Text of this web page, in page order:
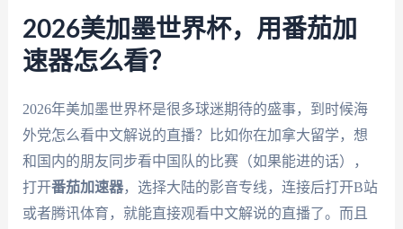
2026美加墨世界杯，用番茄加
速器怎么看？
2026年美加墨世界杯是很多球迷期待的盛事，到时候海
外党怎么看中文解说的直播？比如你在加拿大留学，想
和国内的朋友同步看中国队的比赛（如果能进的话），
打开番茄加速器，选择大陆的影音专线，连接后打开B站
或者腾讯体育，就能直接观看中文解说的直播了。而且